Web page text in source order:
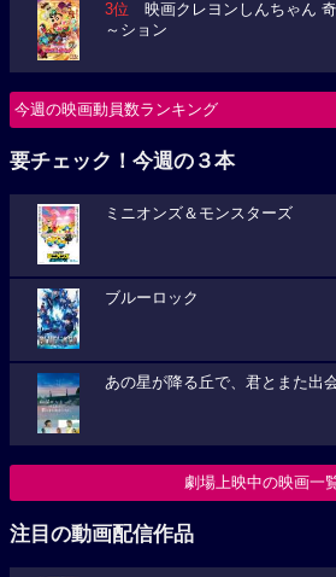
3位 映画クレヨンしんちゃん
～ション
今週の映画動員数ランキング
要チェック！今週の３本
ミニオンズ＆モンスターズ
ブルーロック
あの星が降る丘で、君とまた出
劇場上映中の映画一
注目の動画配信作品